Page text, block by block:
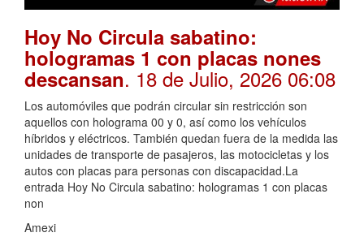
Hoy No Circula sabatino:
hologramas 1 con placas nones
descansan. 18 de Julio, 2026 06:08
Los automóviles que podrán circular sin restricción son
aquellos con holograma 00 y 0, así como los vehículos
híbridos y eléctricos. También quedan fuera de la medida las
unidades de transporte de pasajeros, las motocicletas y los
autos con placas para personas con discapacidad.La
entrada Hoy No Circula sabatino: hologramas 1 con placas
non
Amexi